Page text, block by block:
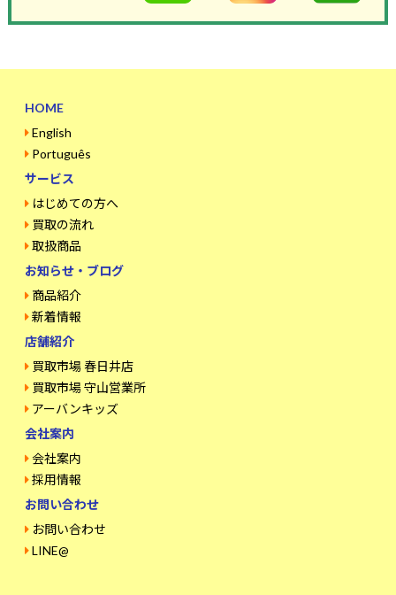
HOME
English
Português
サービス
はじめての方へ
買取の流れ
取扱商品
お知らせ・ブログ
商品紹介
新着情報
店舗紹介
買取市場 春日井店
買取市場 守山営業所
アーバンキッズ
会社案内
会社案内
採用情報
お問い合わせ
お問い合わせ
LINE@